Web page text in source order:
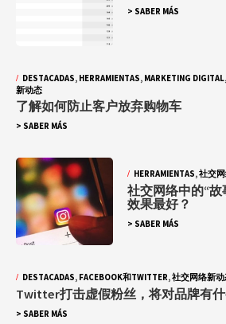
> SABER MÁS
DESTACADAS, HERRAMIENTAS, MARKETING DIGITAL,
新动态
了解如何防止客户放弃购物车
> SABER MÁS
HERRAMIENTAS,社交
社交网络中的“
效果最好？
> SABER MÁS
DESTACADAS, FACEBOOK和TWITTER,社交网络新
Twitter打击虚假粉丝，将对品牌有
> SABER MÁS